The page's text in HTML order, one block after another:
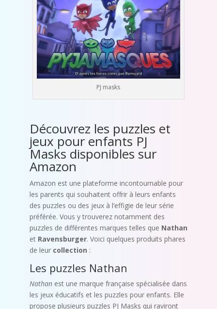
PJ masks
Découvrez les puzzles et
jeux pour enfants PJ
Masks disponibles sur
Amazon
Amazon est une plateforme incontournable pour
les parents qui souhaitent offrir à leurs enfants
des puzzles ou des jeux à l’effigie de leur série
préférée. Vous y trouverez notamment des
puzzles de différentes marques telles que Nathan
et Ravensburger. Voici quelques produits phares
de leur collection :
Les puzzles Nathan
Nathanest une marque française spécialisée dans
les jeux éducatifs et les puzzles pour enfants. Elle
propose plusieurs puzzles PJ Masks qui raviront